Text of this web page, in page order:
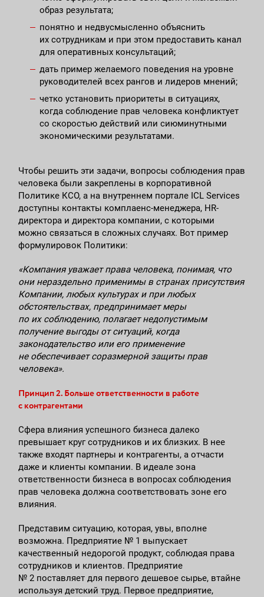
образ результата;
понятно и недвусмысленно объяснить
их сотрудникам и при этом предоставить канал
для оперативных консультаций;
дать пример желаемого поведения на уровне
руководителей всех рангов и лидеров мнений;
четко установить приоритеты в ситуациях,
когда соблюдение прав человека конфликтует
со скоростью действий или сиюминутными
экономическими результатами.
Чтобы решить эти задачи, вопросы соблюдения прав
человека были закреплены в корпоративной
Политике КСО, а на внутреннем портале ICL Services
доступны контакты комплаенс-менеджера, HR-
директора и директора компании, с которыми
можно связаться в сложных случаях. Вот пример
формулировок Политики:
«Компания уважает права человека, понимая, что
они нераздельно применимы в странах присутствия
Компании, любых культурах и при любых
обстоятельствах, предпринимает меры
по их соблюдению, полагает недопустимым
получение выгоды от ситуаций, когда
законодательство или его применение
не обеспечивает соразмерной защиты прав
человека».
Принцип 2. Больше ответственности в работе
с контрагентами
Сфера влияния успешного бизнеса далеко
превышает круг сотрудников и их близких. В нее
также входят партнеры и контрагенты, а отчасти
даже и клиенты компании. В идеале зона
ответственности бизнеса в вопросах соблюдения
прав человека должна соответствовать зоне его
влияния.
Представим ситуацию, которая, увы, вполне
возможна. Предприятие № 1 выпускает
качественный недорогой продукт, соблюдая права
сотрудников и клиентов. Предприятие
№ 2 поставляет для первого дешевое сырье, втайне
используя детский труд. Первое предприятие,